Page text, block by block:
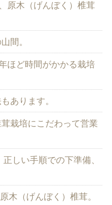
原木（げんぼく）椎茸
間。
ほど時間がかかる栽培
あります。
栽培にこだわって営業
しい手順での下準備、
木（げんぼく）椎茸。